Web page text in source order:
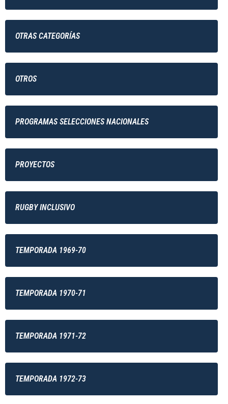
OTRAS CATEGORÍAS
OTROS
PROGRAMAS SELECCIONES NACIONALES
PROYECTOS
RUGBY INCLUSIVO
TEMPORADA 1969-70
TEMPORADA 1970-71
TEMPORADA 1971-72
TEMPORADA 1972-73